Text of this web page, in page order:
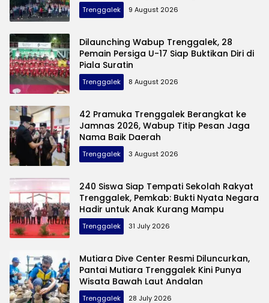
Trenggalek 9 August 2026
Dilaunching Wabup Trenggalek, 28
Pemain Persiga U-17 Siap Buktikan Diri di
Piala Suratin
Trenggalek 8 August 2026
42 Pramuka Trenggalek Berangkat ke
Jamnas 2026, Wabup Titip Pesan Jaga
Nama Baik Daerah
Trenggalek 3 August 2026
240 Siswa Siap Tempati Sekolah Rakyat
Trenggalek, Pemkab: Bukti Nyata Negara
Hadir untuk Anak Kurang Mampu
Trenggalek 31 July 2026
Mutiara Dive Center Resmi Diluncurkan,
Pantai Mutiara Trenggalek Kini Punya
Wisata Bawah Laut Andalan
Trenggalek 28 July 2026